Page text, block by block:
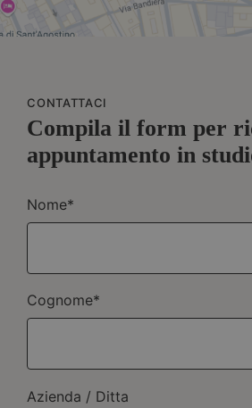
CONTATTACI
Compila il form per
appuntamento in
Nome*
Cognome*
Azienda / Ditta